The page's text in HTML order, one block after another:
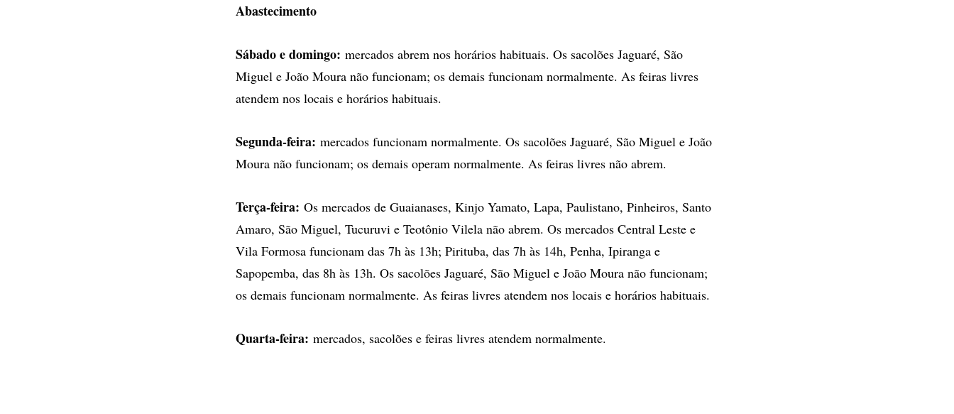
Abastecimento
Sábado e domingo: mercados abrem nos horários habituais. Os sacolões Jaguaré, São
Miguel e João Moura não funcionam; os demais funcionam normalmente. As feiras livres
atendem nos locais e horários habituais.
Segunda-feira: mercados funcionam normalmente. Os sacolões Jaguaré, São Miguel e João
Moura não funcionam; os demais operam normalmente. As feiras livres não abrem.
Terça-feira: Os mercados de Guaianases, Kinjo Yamato, Lapa, Paulistano, Pinheiros, Santo
Amaro, São Miguel, Tucuruvi e Teotônio Vilela não abrem. Os mercados Central Leste e
Vila Formosa funcionam das 7h às 13h; Pirituba, das 7h às 14h, Penha, Ipiranga e
Sapopemba, das 8h às 13h. Os sacolões Jaguaré, São Miguel e João Moura não funcionam;
os demais funcionam normalmente. As feiras livres atendem nos locais e horários habituais.
Quarta-feira: mercados, sacolões e feiras livres atendem normalmente.